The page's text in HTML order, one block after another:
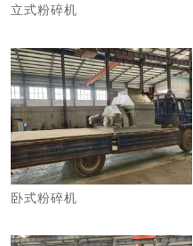
立式粉碎机
卧式粉碎机